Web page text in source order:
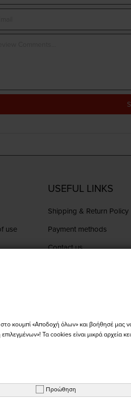
use
USEFUL LINKS
Shipping & Return Policy
Payment methods
Contact us
κουμπί «Αποδοχή όλων» και βοήθησέ μας
Τα cookies είναι μικρά αρχεία
Προώθηση